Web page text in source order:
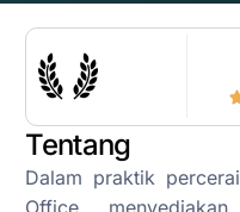
Tentang
Dalam praktik
Office